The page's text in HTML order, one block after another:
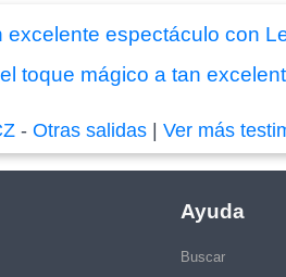
excelente espectáculo con
toque mágico a tan
-Otras salidas |Ver más
Ayuda
Buscar